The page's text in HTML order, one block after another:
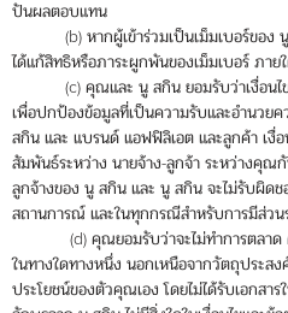
ปันผลตอบแทน
(b) หากผู้เข้าร่วมเป็นเม็มเบอร์ของ นู
ได้แก้สิทธิหรือภาระผูกพันของเม็มเบอร์ ภาย
(c) คุณและ นู สกิน ยอมรับว่าเงื่อนไขแ
เพื่อปกป้องข้อมูลที่เป็นความรับและอำนวยค
สกิน และ แบรนด์ แอฟฟิลิเอต และลูกค้า เงื่อ
สัมพันธ์ระหว่าง นายจ้าง-ลูกจ้า ระหว่างคุ
ลูกจ้างของ นู สกิน และ นู สกิน จะไม่รับผิด
สถานการณ์ และในทุกกรณีสำหรับการมีส่ว
(d) คุณยอมรับว่าจะไม่ทำการตลาด คั
ในทางใดทางหนึ่ง นอกเหนือจากวัตถุประส
ประโยชน์ของตัวคุณเอง โดยไม่ได้รับเอกส